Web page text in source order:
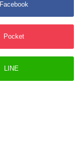
Facebook
Pocket
LINE